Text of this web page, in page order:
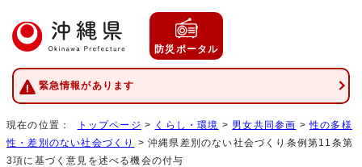
防災ポータル
緊急情報があります
現在の位置： トップページ > くらし・環境 > 男女共同参画 >性の多様
性・差別のない社会づくり
> 沖縄県差別のない社会づくり条例第11条第
3項に基づく意見を述べる機会の付与